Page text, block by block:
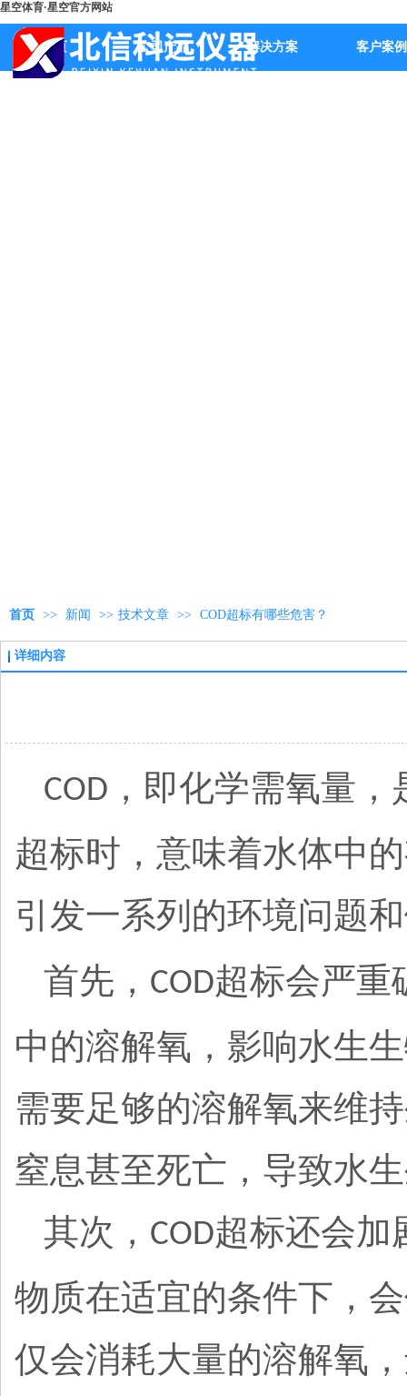
星空体育·星空官方网站
首页 公司产品 解决方案 客户案例
首页 >> 新闻 >> 技术文章 >> COD超标有哪些危害？
详细内容
COD ，即化学需氧量
超标时，意味着水体中
引发一系列的环境问题
首先， COD超标会严重
中的溶解氧，影响水生
需要足够的溶解氧来维
窒息甚至死亡，导致水
其次， COD超标还会加
物质在适宜的条件下，
仅会消耗大量的溶解氧